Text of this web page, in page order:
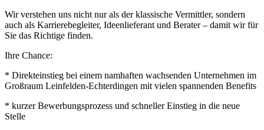
Wir verstehen uns nicht nur als der klassische Vermittler, sondern
auch als Karrierebegleiter, Ideenlieferant und Berater – damit wir für
Sie das Richtige finden.
Ihre Chance:
* Direkteinstieg bei einem namhaften wachsenden Unternehmen im
Großraum Leinfelden-Echterdingen mit vielen spannenden Benefits
* kurzer Bewerbungsprozess und schneller Einstieg in die neue
Stelle